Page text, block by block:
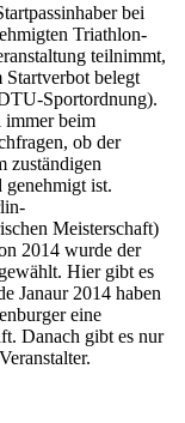
bei
Triathlon-
teilnimmt,
Startverbot belegt
Sportordnung).
beim
ob der
zuständigen
genehmigt ist.
Meisterschaft)
2014 wurde der
Hier gibt es
Janaur 2014 haben
eine
Danach gibt es nur